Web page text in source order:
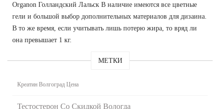
Organon Голландский Лальск В наличие имеются все цветные
гели и большой выбор дополнительных материалов для дизаина.
В то же время, если учитывать лишь потерю жира, то вряд ли
она превышает 1 кг.
МЕТКИ
Креатин Волгоград Цена
Тестостерон Со Скидкой Вологда